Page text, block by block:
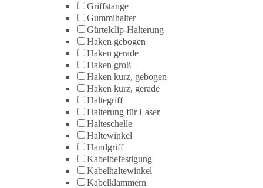
Griffstange
Gummihalter
Gürtelclip-Halterung
Haken gebogen
Haken gerade
Haken groß
Haken kurz, gebogen
Haken kurz, gerade
Haltegriff
Halterung für Laser
Halteschelle
Haltewinkel
Handgriff
Kabelbefestigung
Kabelhaltewinkel
Kabelklammern